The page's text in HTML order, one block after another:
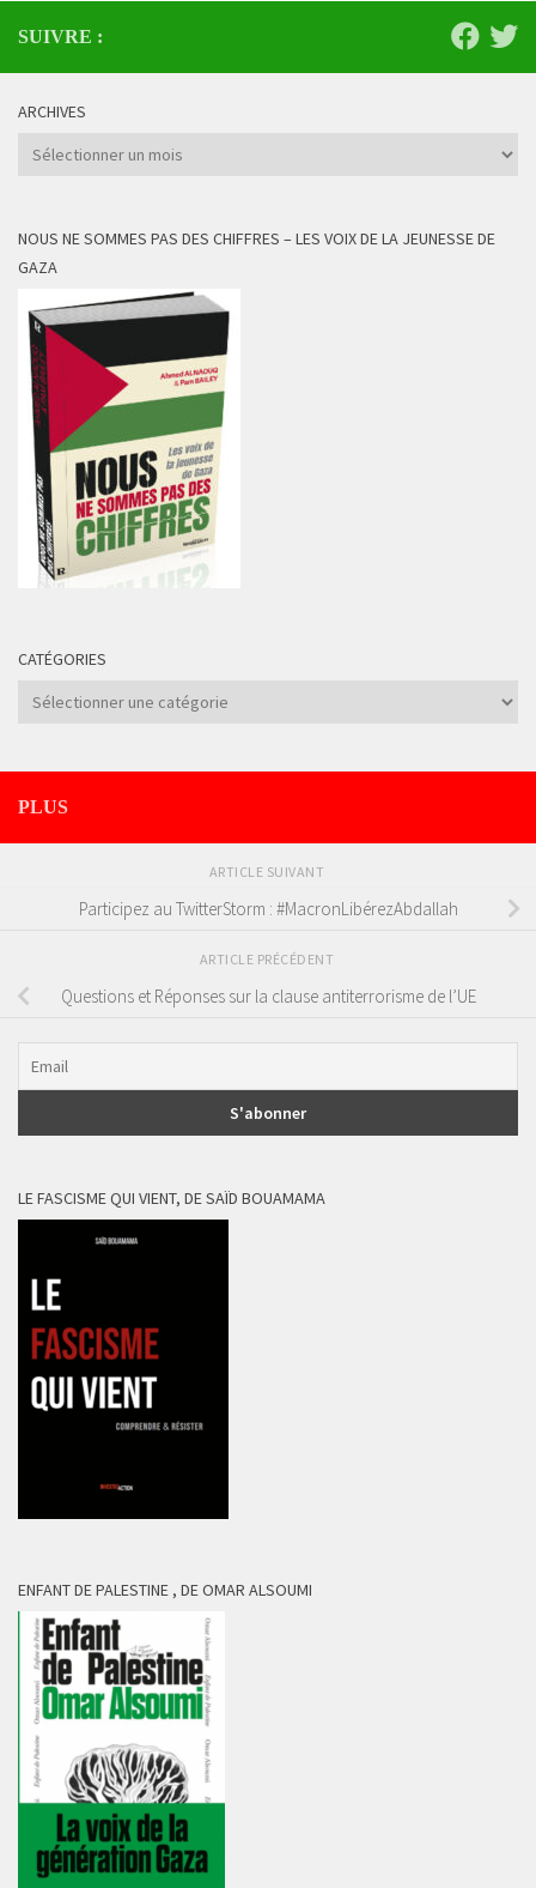
SUIVRE :
ARCHIVES
Archives
NOUS NE SOMMES PAS DES CHIFFRES – LES VOIX DE LA JEUNESSE DE
GAZA
CATÉGORIES
Catégories
PLUS
ARTICLE SUIVANT
Participez au TwitterStorm : #MacronLibérezAbdallah
ARTICLE PRÉCÉDENT
Questions et Réponses sur la clause antiterrorisme de l’UE
LE FASCISME QUI VIENT, DE SAÏD BOUAMAMA
ENFANT DE PALESTINE , DE OMAR ALSOUMI